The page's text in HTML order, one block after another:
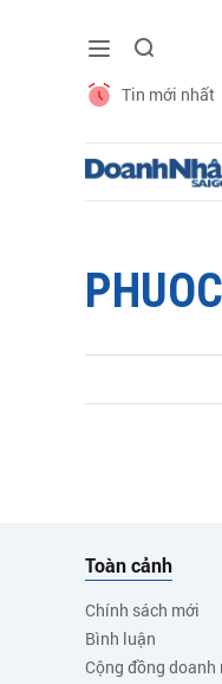
Tin mới nhất
Toàn cảnh
Chính sách mới
Bình luận
Cộng đồng doanh